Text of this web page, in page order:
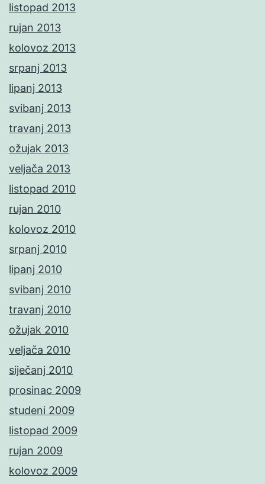
listopad 2013
rujan 2013
kolovoz 2013
srpanj 2013
lipanj 2013
svibanj 2013
travanj 2013
ožujak 2013
veljača 2013
listopad 2010
rujan 2010
kolovoz 2010
srpanj 2010
lipanj 2010
svibanj 2010
travanj 2010
ožujak 2010
veljača 2010
siječanj 2010
prosinac 2009
studeni 2009
listopad 2009
rujan 2009
kolovoz 2009